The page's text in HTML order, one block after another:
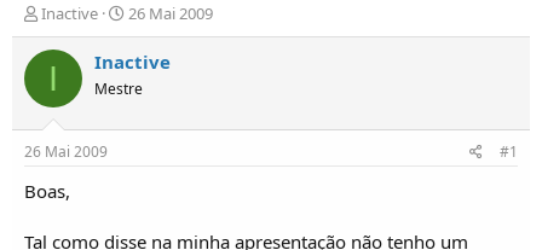
I
n
i
i
d
o
r
Inactive
D
a
t
d
26 Mai 2009
I Inactive
Mestre
26 Mai 2009 #1
Boas,
Tal como disse na minha apresentação não tenho um